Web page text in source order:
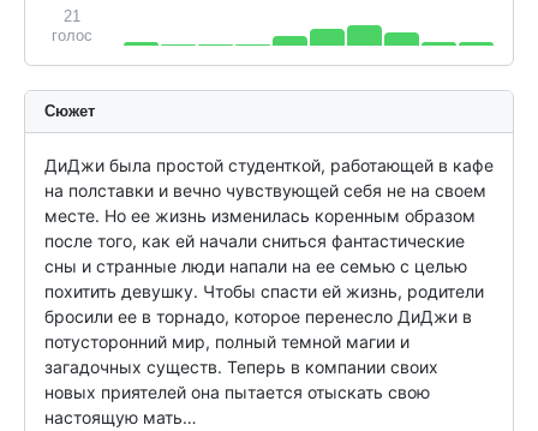
21
голос
Сюжет
ДиДжи была простой студенткой, работающей в кафе
на полставки и вечно чувствующей себя не на своем
месте. Но ее жизнь изменилась коренным образом
после того, как ей начали сниться фантастические
сны и странные люди напали на ее семью с целью
похитить девушку. Чтобы спасти ей жизнь, родители
бросили ее в торнадо, которое перенесло ДиДжи в
потусторонний мир, полный темной магии и
загадочных существ. Теперь в компании своих
новых приятелей она пытается отыскать свою
настоящую мать…